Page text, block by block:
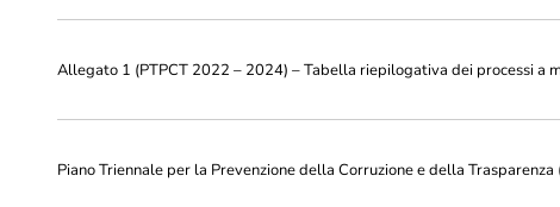
Allegato 1 (PTPCT 2022 – 2024) – Tabella riepilogativa dei processi a
Piano Triennale per la Prevenzione della Corruzione e della